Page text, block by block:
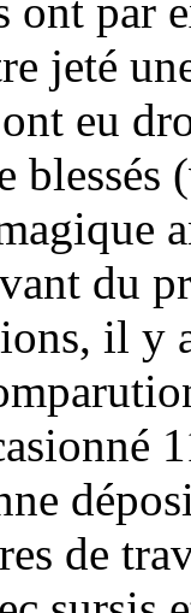
ont par
jeté
eu
du
il y
de